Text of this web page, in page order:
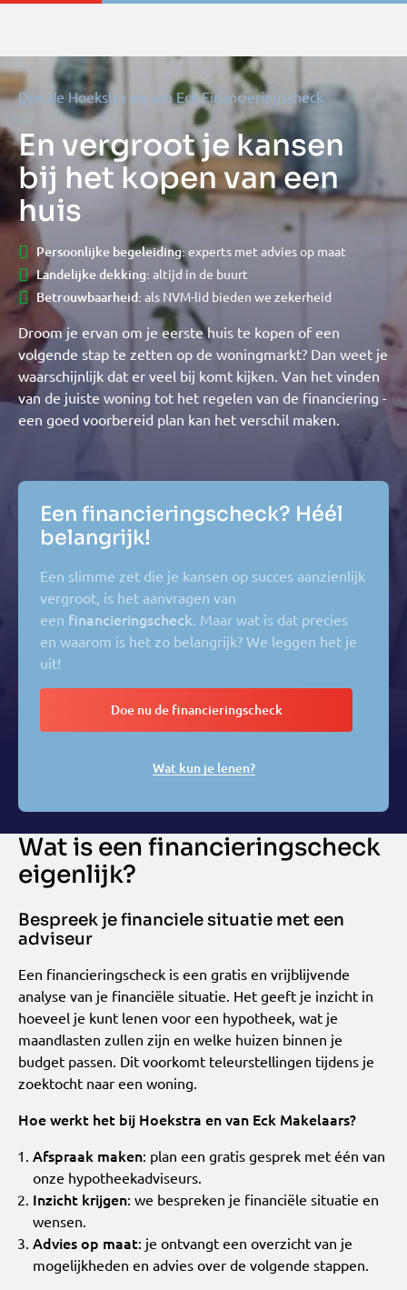
Doe de Hoekstra en van Eck Financieringscheck
En vergroot je kansen
bij het kopen van een
huis
Droom je ervan om je eerste huis te kopen of een
volgende stap te zetten op de woningmarkt? Dan weet je
waarschijnlijk dat er veel bij komt kijken. Van het vinden
van de juiste woning tot het regelen van de financiering -
een goed voorbereid plan kan het verschil maken.
Persoonlijke begeleiding:experts met advies op maat
Landelijke dekking: altijd in de buurt
Betrouwbaarheid: als NVM-lid bieden we zekerheid
Een financieringscheck? Héél
belangrijk!
Een slimme zet die je kansen op succes aanzienlijk
vergroot, is het aanvragen van
een financieringscheck. Maar wat is dat precies
en waarom is het zo belangrijk? We leggen het je
uit!
Doe nu de financieringscheck
Wat kun je lenen?
Wat is een financieringscheck
eigenlijk?
Bespreek je financiele situatie met een
adviseur
Een financieringscheck is een gratis en vrijblijvende
analyse van je financiële situatie. Het geeft je inzicht in
hoeveel je kunt lenen voor een hypotheek, wat je
maandlasten zullen zijn en welke huizen binnen je
budget passen. Dit voorkomt teleurstellingen tijdens je
zoektocht naar een woning.
Hoe werkt het bij Hoekstra en van Eck Makelaars?
Afspraak maken: plan een gratis gesprek met één van
onze hypotheekadviseurs.
Inzicht krijgen: we bespreken je financiële situatie en
wensen.
Advies op maat: je ontvangt een overzicht van je
mogelijkheden en advies over de volgende stappen.